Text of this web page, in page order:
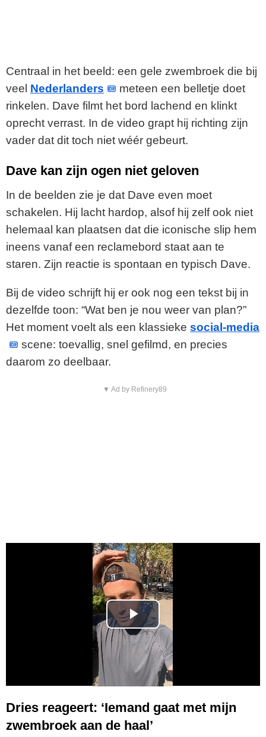
Centraal in het beeld: een gele zwembroek die bij
veel Nederlanders
meteen een belletje doet
rinkelen. Dave filmt het bord lachend en klinkt
oprecht verrast. In de video grapt hij richting zijn
vader dat dit toch niet wéér gebeurt.
Dave kan zijn ogen niet geloven
In de beelden zie je dat Dave even moet
schakelen. Hij lacht hardop, alsof hij zelf ook niet
helemaal kan plaatsen dat die iconische slip hem
ineens vanaf een reclamebord staat aan te
staren. Zijn reactie is spontaan en typisch Dave.
Bij de video schrijft hij er ook nog een tekst bij in
dezelfde toon: “Wat ben je nou weer van plan?”
Het moment voelt als een klassieke social-media
scene: toevallig, snel gefilmd, en precies
daarom zo deelbaar.
▼ Ad by Refinery89
P
l
a
y
Dries reageert: ‘Iemand gaat met mijn
zwembroek aan de haal’